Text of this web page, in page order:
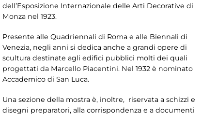
dell’Esposizione Internazionale delle Arti Decorative di
Monza nel 1923.
Presente alle Quadriennali di Roma e alle Biennali di
Venezia, negli anni si dedica anche a grandi opere di
scultura destinate agli edifici pubblici molti dei quali
progettati da Marcello Piacentini. Nel 1932 è nominato
Accademico di San Luca.
Una sezione della mostra è, inoltre, riservata a schizzi e
disegni preparatori, alla corrispondenza e a documenti